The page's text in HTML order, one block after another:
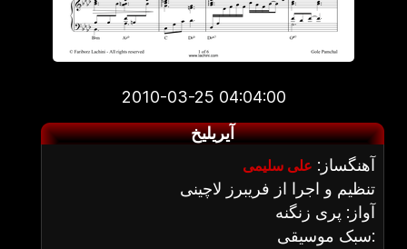
2010-03-25 04:04:00
آیریلیخ
آهنگساز: علی سلیمی
تنظیم و اجرا از فریبرز لاچینی
آواز: پری زنگنه
سبک موسیقی: